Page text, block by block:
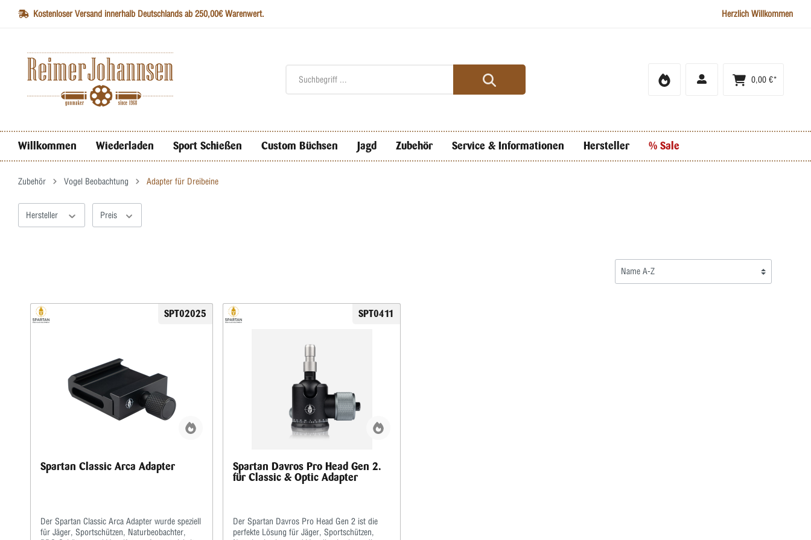
Kostenloser Versand innerhalb Deutschlands ab 250,00€ Warenwert. Herzlich Willkommen
0,00 €*
Willkommen Wiederladen Sport Schießen Custom Büchsen Jagd Zubehör Service & Informationen Hersteller % Sale
Zubehör Vogel Beobachtung Adapter für Dreibeine
Hersteller Preis
SPT02025
Spartan Classic Arca Adapter
Der Spartan Classic Arca Adapter wurde speziell
für Jäger, Sportschützen, Naturbeobachter,
SPT0411
Spartan Davros Pro Head Gen 2.
für Classic & Optic Adapter
Der Spartan Davros Pro Head Gen 2 ist die
perfekte Lösung für Jäger, Sportschützen,